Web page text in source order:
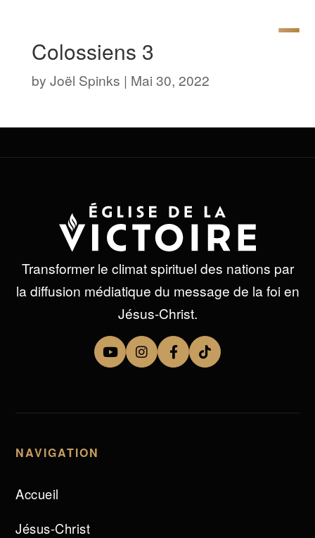
Colossiens 3
by Joël Spinks | Mai 30, 2022
Transformer le climat spirituel des nations par
la diffusion médiatique du message de la foi en
Jésus-Christ.
NAVIGATION
Accueil
Jésus-Christ